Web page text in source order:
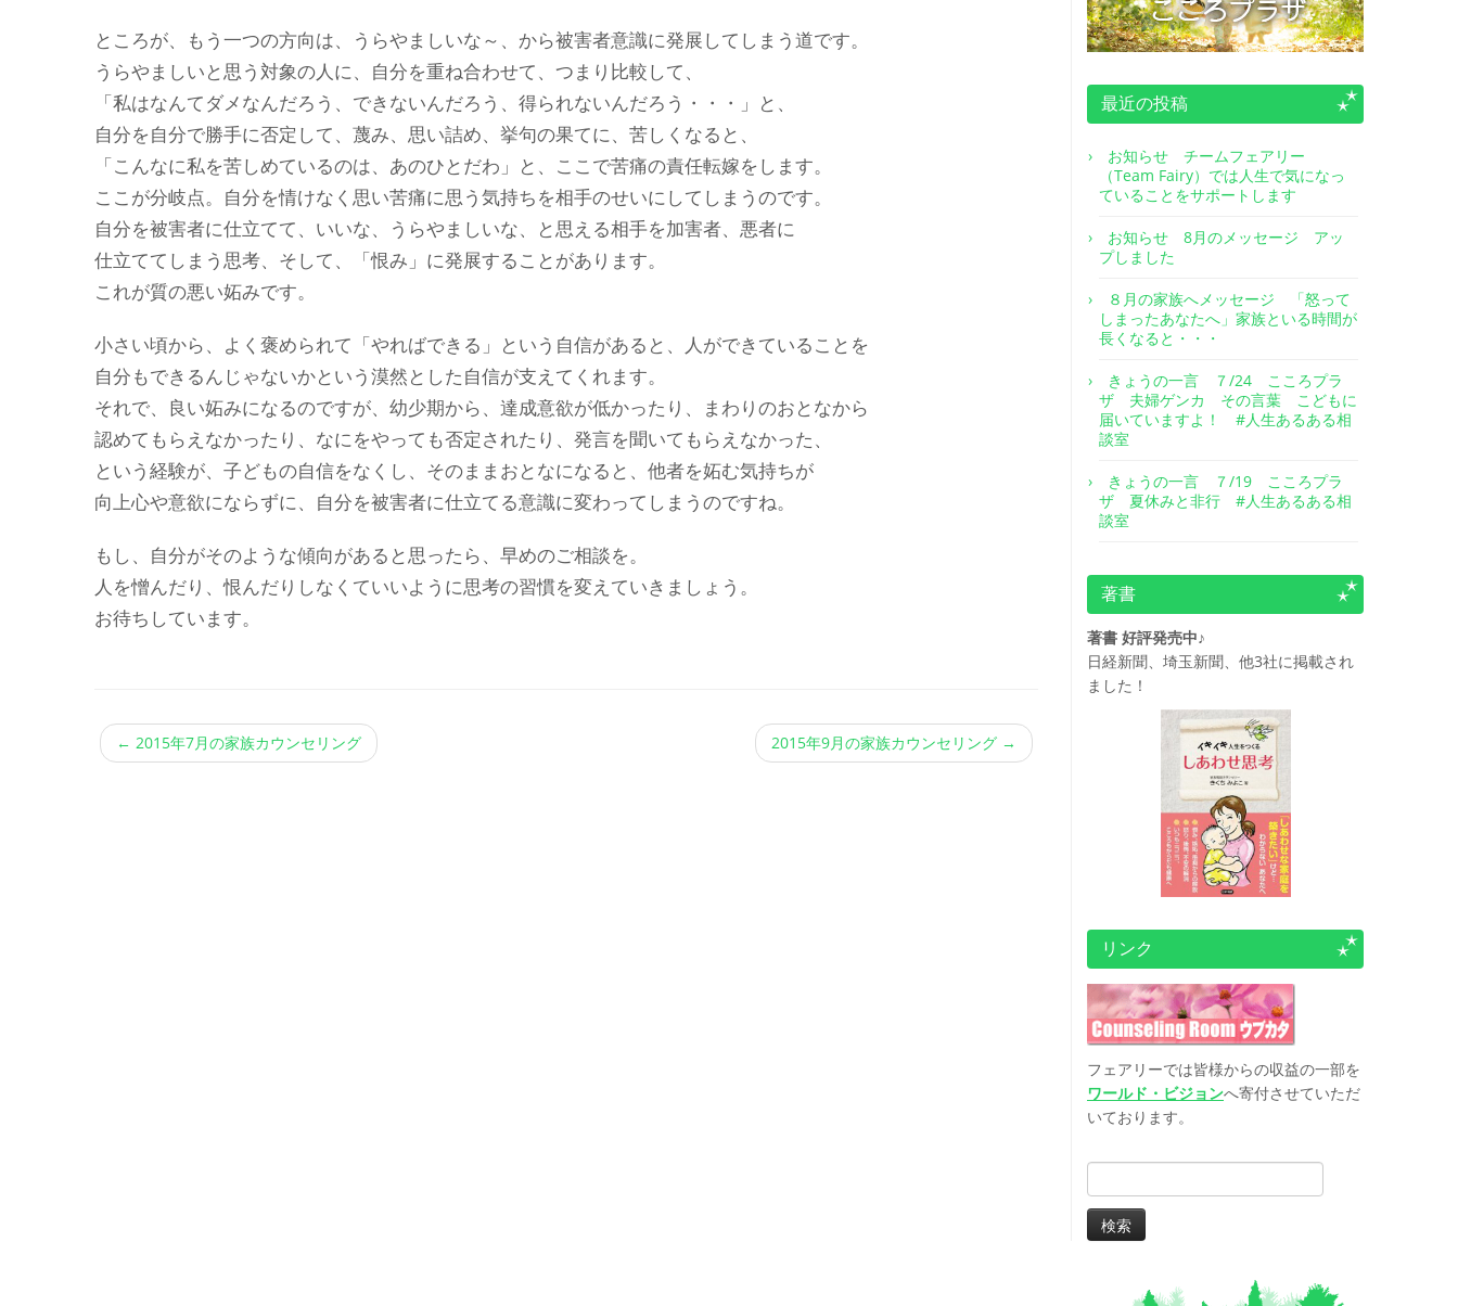
ところが、もう一つの方向は、うらやましいな～、から被害者意識に発展してしまう道です。
うらやましいと思う対象の人に、自分を重ね合わせて、つまり比較して、
「私はなんてダメなんだろう、できないんだろう、得られないんだろう・・・」と、
自分を自分で勝手に否定して、蔑み、思い詰め、挙句の果てに、苦しくなると、
「こんなに私を苦しめているのは、あのひとだわ」と、ここで苦痛の責任転嫁をします。
ここが分岐点。自分を情けなく思い苦痛に思う気持ちを相手のせいにしてしまうのです。
自分を被害者に仕立てて、いいな、うらやましいな、と思える相手を加害者、悪者に
仕立ててしまう思考、そして、「恨み」に発展することがあります。
これが質の悪い妬みです。
小さい頃から、よく褒められて「やればできる」という自信があると、人ができていることを
自分もできるんじゃないかという漠然とした自信が支えてくれます。
それで、良い妬みになるのですが、幼少期から、達成意欲が低かったり、まわりのおとなから
認めてもらえなかったり、なにをやっても否定されたり、発言を聞いてもらえなかった、
という経験が、子どもの自信をなくし、そのままおとなになると、他者を妬む気持ちが
向上心や意欲にならずに、自分を被害者に仕立てる意識に変わってしまうのですね。
もし、自分がそのような傾向があると思ったら、早めのご相談を。
人を憎んだり、恨んだりしなくていいように思考の習慣を変えていきましょう。
お待ちしています。
← 2015年7月の家族カウンセリング 2015年9月の家族カウンセリング →
最近の投稿
お知らせ チームフェアリー
（Team Fairy）では人生で気になっ
ていることをサポートします
お知らせ 8月のメッセージ アッ
プしました
８月の家族へメッセージ 「怒って
しまったあなたへ」家族といる時間が
長くなると・・・
きょうの一言 ７/24 こころプラ
ザ 夫婦ゲンカ その言葉 こどもに
届いていますよ！ #人生あるある相
談室
きょうの一言 ７/19 こころプラ
ザ 夏休みと非行 #人生あるある相
談室
著書
著書 好評発売中♪
日経新聞、埼玉新聞、他3社に掲載され
ました！
リンク
フェアリーでは皆様からの収益の一部を
ワールド・ビジョンへ寄付させていただ
いております。
検
索: